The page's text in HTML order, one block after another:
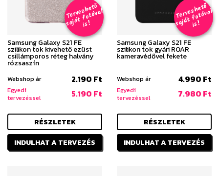
T
er
v
e
z
h
e
t
ő
s
aj
á
t
f
o
t
ó
v
al
i
s
!
Samsung Galaxy S21 FE
szilikon tok kivehető ezüst
csillámporos réteg halvány
rózsaszín
Webshop ár 2.190 Ft
Egyedi
tervezéssel
5.190 Ft
RÉSZLETEK
INDULHAT A TERVEZÉS
T
er
v
e
z
h
e
t
ő
s
aj
á
t
f
o
t
ó
v
al
i
s
!
Samsung Galaxy S21 FE
szilikon tok gyári ROAR
kameravédővel fekete
Webshop ár 4.990 Ft
Egyedi
tervezéssel
7.980 Ft
RÉSZLETEK
INDULHAT A TERVEZÉS